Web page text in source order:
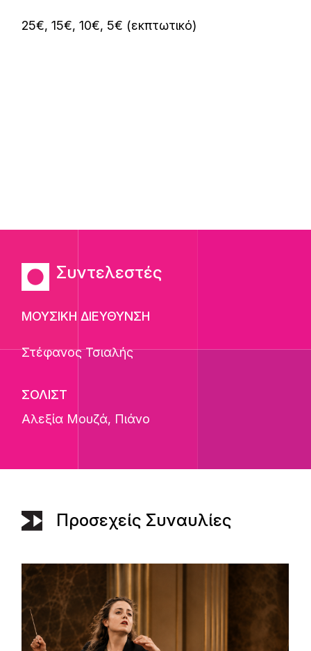
25€, 15€, 10€, 5€ (εκπτωτικό)
Συντελεστές
ΜΟΥΣΙΚΗ ΔΙΕΥΘΥΝΣΗ
Στέφανος Τσιαλής
ΣΟΛΙΣΤ
Αλεξία Μουζά, Πιάνο
Προσεχείς Συναυλίες